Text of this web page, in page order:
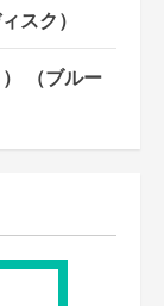
スク）
） （ブルー